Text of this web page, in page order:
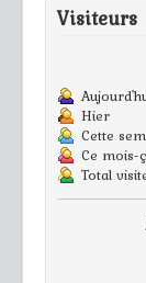
Visiteurs
Hier
Cette
Ce mois-
Total